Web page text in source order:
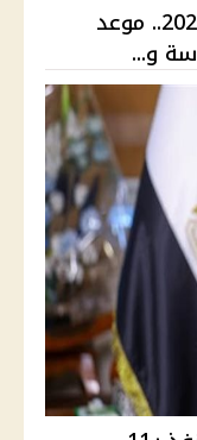
نتيجة تنسيق المرحلة الأولى 2026.. موعد
و...